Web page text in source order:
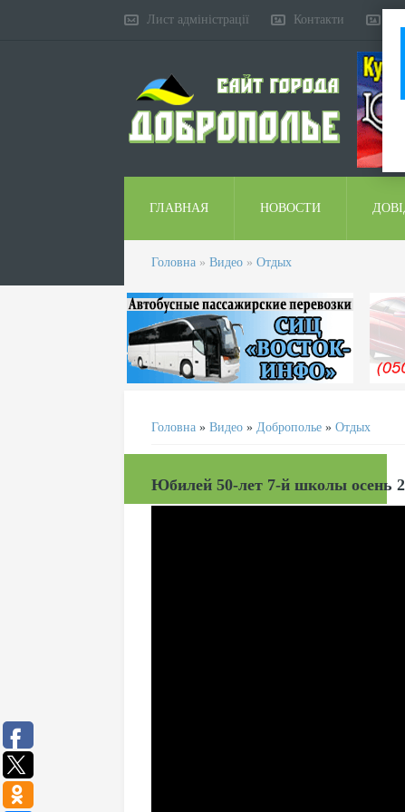
Лист адміністрації Контакти
ГЛАВНАЯ НОВОСТИ
Головна » Видео » Отдых
Головна » Видео » Доброполье » Отдых
Юбилей 50-лет 7-й школы осень